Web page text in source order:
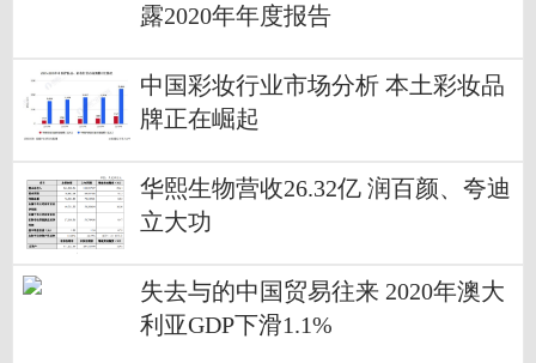
露2020年年度报告
中国彩妆行业市场分析 本土彩妆品
牌正在崛起
华熙生物营收26.32亿 润百颜、夸迪
立大功
失去与的中国贸易往来 2020年澳大
利亚GDP下滑1.1%